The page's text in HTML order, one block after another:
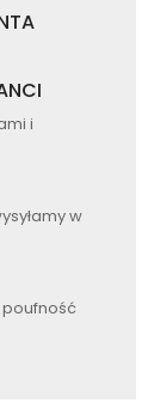
i
w
poufność